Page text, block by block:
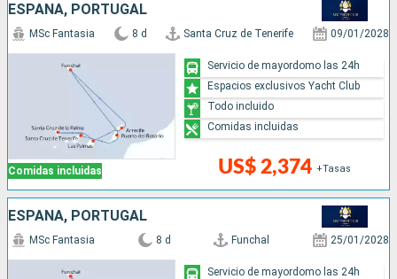
ESPAÑA, PORTUGAL
Comidas incluidas
MSc Fantasia 8 d Santa Cruz de Tenerife 09/01/2028
US$ 2,374 +Tasas
Servicio de mayordomo las 24h
Espacios exclusivos Yacht Club
Todo incluido
Comidas incluidas
ESPAÑA, PORTUGAL
MSc Fantasia 8 d Funchal 25/01/2028
Servicio de mayordomo las 24h